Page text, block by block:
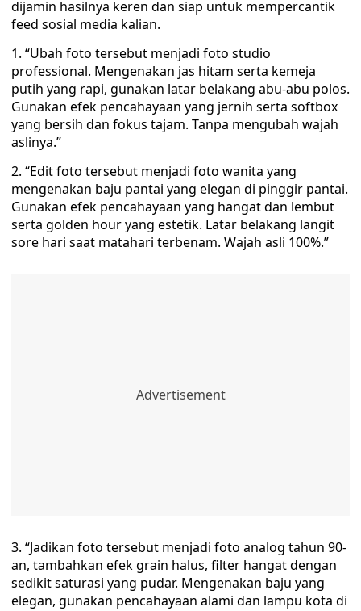
dijamin hasilnya keren dan siap untuk mempercantik
feed sosial media kalian.
1. “Ubah foto tersebut menjadi foto studio
professional. Mengenakan jas hitam serta kemeja
putih yang rapi, gunakan latar belakang abu-abu polos.
Gunakan efek pencahayaan yang jernih serta softbox
yang bersih dan fokus tajam. Tanpa mengubah wajah
aslinya.”
2. “Edit foto tersebut menjadi foto wanita yang
mengenakan baju pantai yang elegan di pinggir pantai.
Gunakan efek pencahayaan yang hangat dan lembut
serta golden hour yang estetik. Latar belakang langit
sore hari saat matahari terbenam. Wajah asli 100%.”
3. “Jadikan foto tersebut menjadi foto analog tahun 90-
an, tambahkan efek grain halus, filter hangat dengan
sedikit saturasi yang pudar. Mengenakan baju yang
elegan, gunakan pencahayaan alami dan lampu kota di